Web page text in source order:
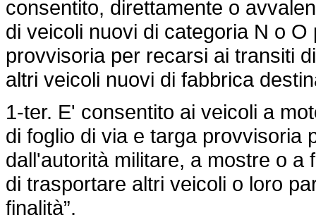
consentito, direttamente o
di veicoli nuovi di categoria N o
provvisoria per recarsi ai transiti
altri veicoli nuovi di fabbrica
1-ter. E' consentito ai veicoli a
di foglio di via e targa provvisoria
dall'autorità militare, a mostre o
di trasportare altri veicoli o loro
finalità”.